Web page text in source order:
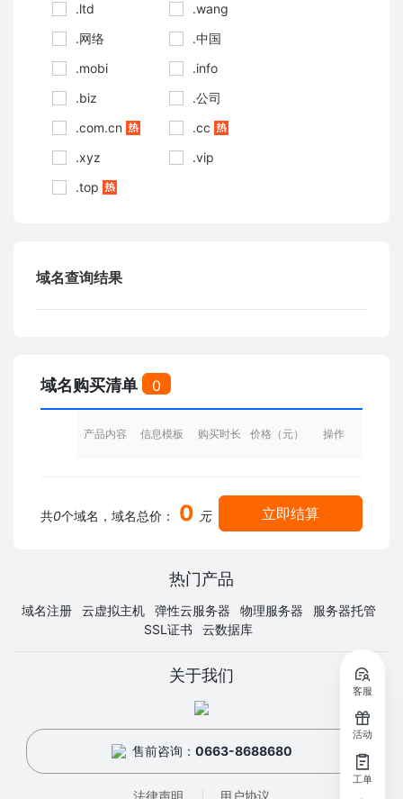
.ltd
.wang
.网络
.中国
.mobi
.info
.biz
.公司
.com.cn
.cc
.xyz
.vip
.top
域名查询结果
域名购买清单 0
产品内容 信息模板 购买时长 价格（元） 操作
共0个域名，域名总价： 0 元 立即结算
热门产品
域名注册 云虚拟主机 弹性云服务器 物理服务器
服务器托管
SSL证书
云数据库
关于我们
售前咨询： 0663-8688680
法律声明 用户协议
客服
活动
工单